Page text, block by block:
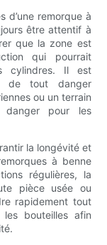
d’une remorque à
être attentif à
que la zone est
qui pourrait
cylindres. Il est
de tout danger
ou un terrain
danger pour les
la longévité et
à benne
régulières, la
pièce usée ou
rapidement tout
les bouteilles afin